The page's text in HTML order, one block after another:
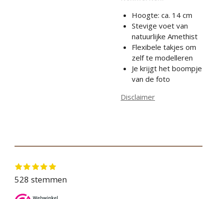
Hoogte: ca. 14 cm
Stevige voet van
natuurlijke Amethist
Flexibele takjes om
zelf te modelleren
Je krijgt het boompje
van de foto
Disclaimer
R
a
1
t
2
t
3
t
4
t
5
t
S
t
528 stemmen